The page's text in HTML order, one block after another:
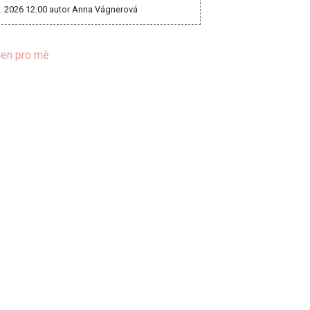
2026 12:00 autor Anna Vágnerová
pro mě